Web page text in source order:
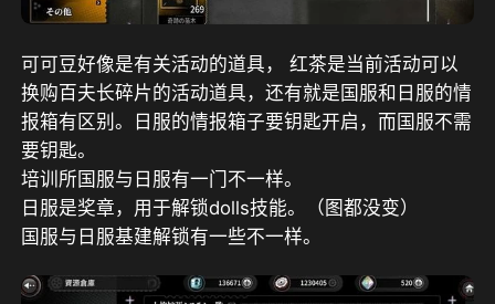
可可豆好像是有关活动的道具， 红茶是当前活动可以
换购百夫长碎片的活动道具，还有就是国服和日服的情
报箱有区别。日服的情报箱子要钥匙开启，而国服不需
要钥匙。
培训所国服与日服有一门不一样。
日服是奖章，用于解锁dolls技能。（图都没变）
国服与日服基建解锁有一些不一样。